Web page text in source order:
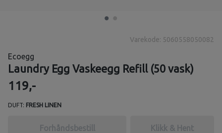
Varekode: 5060558050082
Ecoegg
Laundry Egg Vaskeegg Refill (50 vask)
119,-
DUFT: FRESH LINEN
Forhåndsbestill Klikk & Hent